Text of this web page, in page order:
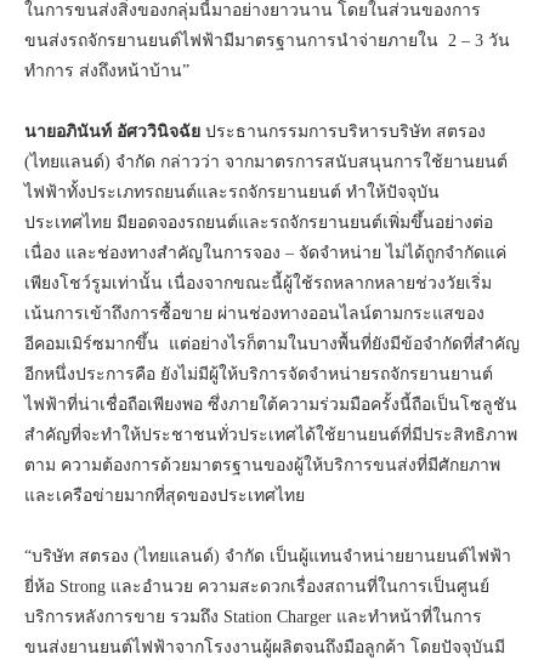
ในการขนส่งสิ่งของกลุ่มนี้มาอย่างยาวนาน โดยในส่วนของการ
ขนส่งรถจักรยานยนต์ไฟฟ้ามีมาตรฐานการนำจ่ายภายใน 2 – 3 วัน
ทำการ ส่งถึงหน้าบ้าน”
นายอภินันท์ อัศววินิจฉัย ประธานกรรมการบริหารบริษัท สตรอง
(ไทยแลนด์) จำกัด กล่าวว่า จากมาตรการสนับสนุนการใช้ยานยนต์
ไฟฟ้าทั้งประเภทรถยนต์และรถจักรยานยนต์ ทำให้ปัจจุบัน
ประเทศไทย มียอดจองรถยนต์และรถจักรยานยนต์เพิ่มขึ้นอย่างต่อ
เนื่อง และช่องทางสำคัญในการจอง – จัดจำหน่าย ไม่ได้ถูกจำกัดแค่
เพียงโชว์รูมเท่านั้น เนื่องจากขณะนี้ผู้ใช้รถหลากหลายช่วงวัยเริ่ม
เน้นการเข้าถึงการซื้อขาย ผ่านช่องทางออนไลน์ตามกระแสของ
อีคอมเมิร์ซมากขึ้น แต่อย่างไรก็ตามในบางพื้นที่ยังมีข้อจำกัดที่สำคัญ
อีกหนึ่งประการคือ ยังไม่มีผู้ให้บริการจัดจำหน่ายรถจักรยานยานต์
ไฟฟ้าที่น่าเชื่อถือเพียงพอ ซึ่งภายใต้ความร่วมมือครั้งนี้ถือเป็นโซลูชัน
สำคัญที่จะทำให้ประชาชนทั่วประเทศได้ใช้ยานยนต์ที่มีประสิทธิภาพ
ตาม ความต้องการด้วยมาตรฐานของผู้ให้บริการขนส่งที่มีศักยภาพ
และเครือข่ายมากที่สุดของประเทศไทย
“บริษัท สตรอง (ไทยแลนด์) จำกัด เป็นผู้แทนจำหน่ายยานยนต์ไฟฟ้า
ยี่ห้อ Strong และอำนวย ความสะดวกเรื่องสถานที่ในการเป็นศูนย์
บริการหลังการขาย รวมถึง Station Charger และทำหน้าที่ในการ
ขนส่งยานยนต์ไฟฟ้าจากโรงงานผู้ผลิตจนถึงมือลูกค้า โดยปัจจุบันมี